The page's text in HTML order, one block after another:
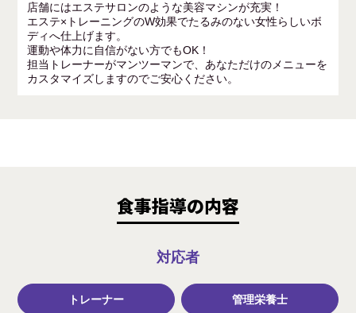
店舗にはエステサロンのような美容マシンが充実！
エステ×トレーニングのW効果でたるみのない女性らしいボ
ディへ仕上げます。
運動や体力に自信がない方でもOK！
担当トレーナーがマンツーマンで、あなただけのメニューを
カスタマイズしますのでご安心ください。
食事指導の内容
対応者
トレーナー 管理栄養士